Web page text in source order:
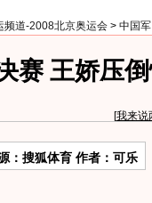
频道-2008北京奥运会 > 中国
赛 王娇压
[我来说
：搜狐体育 作者：可乐